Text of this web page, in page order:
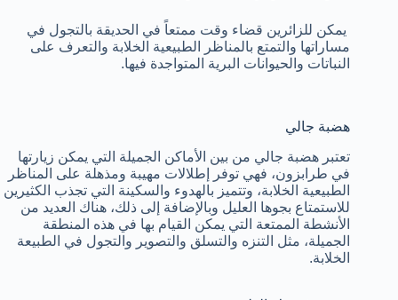
يمكن للزائرين قضاء وقت ممتعاً في الحديقة بالتجول في
مساراتها والتمتع بالمناظر الطبيعية الخلابة والتعرف على
النباتات والحيوانات البرية المتواجدة فيها.
هضبة جالي
تعتبر هضبة جالي من بين الأماكن الجميلة التي يمكن زيارتها
في طرابزون، فهي توفر إطلالات مهيبة ومذهلة على المناظر
الطبيعية الخلابة، وتتميز بالهدوء والسكينة التي تجذب الكثيرين
للاستمتاع بجوها العليل وبالإضافة إلى ذلك، هناك العديد من
الأنشطة الممتعة التي يمكن القيام بها في هذه المنطقة
الجميلة، مثل التنزه والتسلق والتصوير والتجول في الطبيعة
الخلابة.